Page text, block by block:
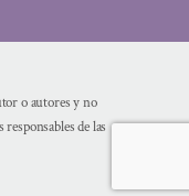
o autores y no
de las